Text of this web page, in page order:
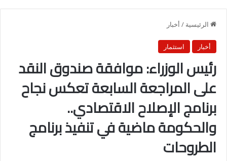
الرئيسية / أخبار
أخبار استثمار
رئيس الوزراء: موافقة صندوق النقد
على المراجعة السابعة تعكس نجاح
برنامج الإصلاح الاقتصادي..
والحكومة ماضية في تنفيذ برنامج
الطروحات